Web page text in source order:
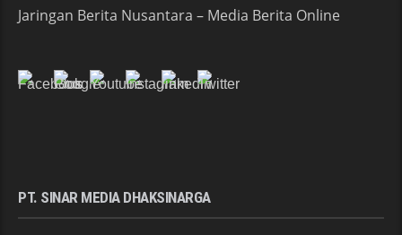
Jaringan Berita Nusantara – Media Berita Online
PT. SINAR MEDIA DHAKSINARGA